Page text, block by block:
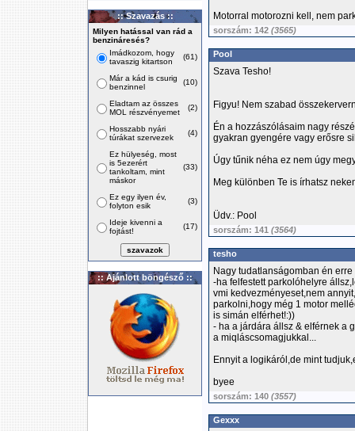
:: Szavazás ::
Milyen hatással van rád a
benzináresés?
Imádkozom, hogy
tavaszig kitartson
(61)
Már a kád is csurig
benzinnel
(10)
Eladtam az összes
MOL részvényemet
(2)
Hosszabb nyári
túrákat szervezek
(4)
Ez hülyeség, most
is 5ezerért
tankoltam, mint
máskor
(33)
Ez egy ilyen év,
folyton esik
(3)
Ideje kivenni a
fojtást!
(17)
:: Ajánlott böngésző ::
Motorral motorozni kell, nem
sorszám: 142 (3565)
Pool
Szava Tesho!
Figyu! Nem szabad
Én a hozzászólásaim nagy
gyakran gyengére vagy erősre
Úgy tűnik néha ez nem úgy
Meg különben Te is írhatsz
Üdv.: Pool
sorszám: 141 (3564)
tesho
Nagy tudatlanságomban én
-ha felfestett parkolóhelyre
vmi kedvezményeset,nem
parkolni,hogy még 1 motor
is simán elférhet!:))
- ha a járdára állsz & elférnek a
a miqláscsomagjukkal...
Ennyit a logikáról,de mint
byee
sorszám: 140 (3557)
Gexxx